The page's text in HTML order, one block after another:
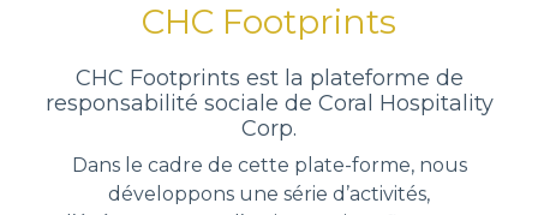
CHC Footprints
CHC Footprints est la plateforme de
responsabilité sociale de Coral Hospitality
Corp.
Dans le cadre de cette plate-forme, nous
développons une série d’activités,